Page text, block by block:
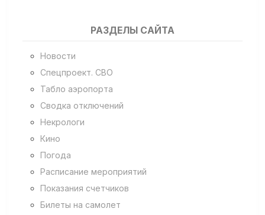
РАЗДЕЛЫ САЙТА
Новости
Спецпроект. СВО
Табло аэропорта
Сводка отключений
Некрологи
Кино
Погода
Расписание мероприятий
Показания счетчиков
Билеты на самолет